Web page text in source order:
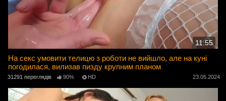
11:55
На секс умовити телицю з роботи не вийшло, але на куні
погодилася, вилизав пизду крупним планом
31291 переглядів 90% HD 23.05.2024